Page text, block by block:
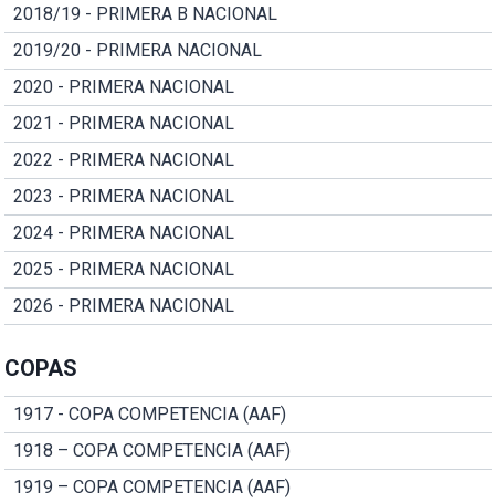
2018/19 - PRIMERA B NACIONAL
2019/20 - PRIMERA NACIONAL
2020 - PRIMERA NACIONAL
2021 - PRIMERA NACIONAL
2022 - PRIMERA NACIONAL
2023 - PRIMERA NACIONAL
2024 - PRIMERA NACIONAL
2025 - PRIMERA NACIONAL
2026 - PRIMERA NACIONAL
COPAS
1917 - COPA COMPETENCIA (AAF)
1918 – COPA COMPETENCIA (AAF)
1919 – COPA COMPETENCIA (AAF)